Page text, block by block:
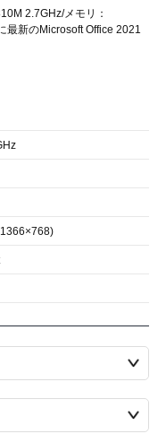
2.7GHz/メモリ：
最新のMicrosoft Office 2021